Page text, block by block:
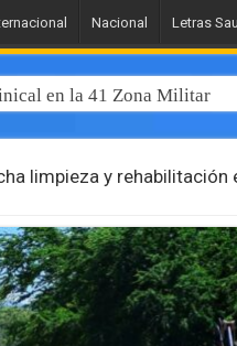
Nacional Letras
en la 41 Zona Militar
Pablo Lemus, la
limpieza y rehabilitación